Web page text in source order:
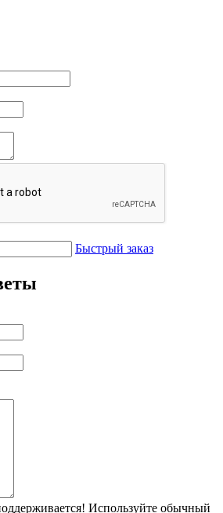
Быстрый заказ
Используйте обычный